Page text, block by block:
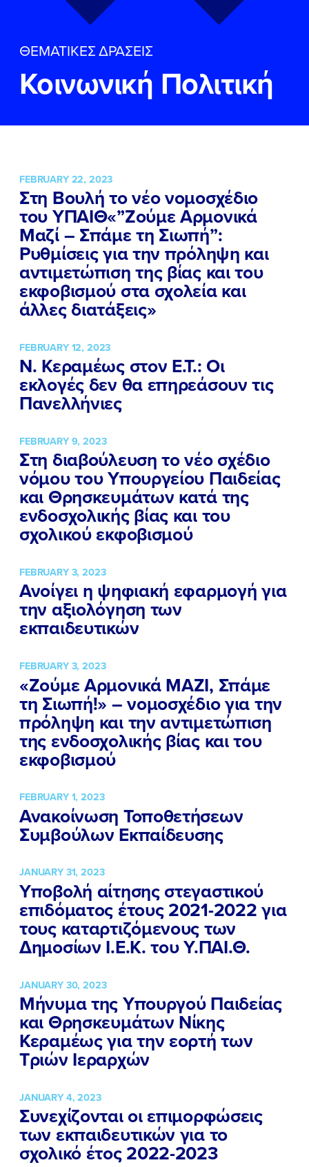
ΠΟΙΑ ΕΙΜΑΙ
ΕΡΓΟ
ΕΚΔΗΛΩΣΕΙΣ
ΝΕΑ
FB IN TW YT LN VB TIKTOK
ΘΕΜΑΤΙΚΕΣ ΔΡΑΣΕΙΣ
Κοινωνική Πολιτική
FEBRUARY 22, 2023
Στη Βουλή το νέο νομοσχέδιο
του ΥΠΑΙΘ«”Ζούμε Αρμονικά
Μαζί – Σπάμε τη Σιωπή”:
Ρυθμίσεις για την πρόληψη και
αντιμετώπιση της βίας και του
εκφοβισμού στα σχολεία και
άλλες διατάξεις»
FEBRUARY 12, 2023
Ν. Κεραμέως στον Ε.Τ.: Οι
εκλογές δεν θα επηρεάσουν τις
Πανελλήνιες
FEBRUARY 9, 2023
Στη διαβούλευση το νέο σχέδιο
νόμου του Υπουργείου Παιδείας
και Θρησκευμάτων κατά της
ενδοσχολικής βίας και του
σχολικού εκφοβισμού
FEBRUARY 3, 2023
Ανοίγει η ψηφιακή εφαρμογή για
την αξιολόγηση των
εκπαιδευτικών
FEBRUARY 3, 2023
«Ζούμε Αρμονικά ΜΑΖΙ, Σπάμε
τη Σιωπή!» – νομοσχέδιο για την
πρόληψη και την αντιμετώπιση
της ενδοσχολικής βίας και του
εκφοβισμού
FEBRUARY 1, 2023
Ανακοίνωση Τοποθετήσεων
Συμβούλων Εκπαίδευσης
JANUARY 31, 2023
Υποβολή αίτησης στεγαστικού
επιδόματος έτους 2021-2022 για
τους καταρτιζόμενους των
Δημοσίων Ι.Ε.Κ. του Υ.ΠΑΙ.Θ.
JANUARY 30, 2023
Μήνυμα της Υπουργού Παιδείας
και Θρησκευμάτων Νίκης
Κεραμέως για την εορτή των
Τριών Ιεραρχών
JANUARY 4, 2023
Συνεχίζονται οι επιμορφώσεις
των εκπαιδευτικών για το
σχολικό έτος 2022-2023
ΕΠΙΘΕΤΟ*
ΤΗΛΕΦΩΝΟ*
Χρήσηςτου δικτυακού τόπου του
Πολιτικού Γραφείου της Βουλευτού
Νίκης Κεραμέως
ΥΠΟΒΟΛΗ
ΕΠΙΘΕΤΟ*
ΤΗΛΕΦΩΝΟ
Χρήσηςτου δικτυακού τόπου του
Πολιτικού Γραφείου της Βουλευτού
Νίκης Κεραμέως
ΥΠΟΒΟΛΗ